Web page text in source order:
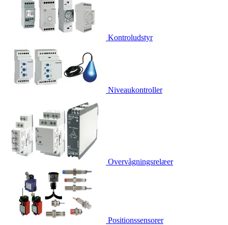
Kontroludstyr
Niveaukontroller
Overvågningsrelæer
Positionssensorer